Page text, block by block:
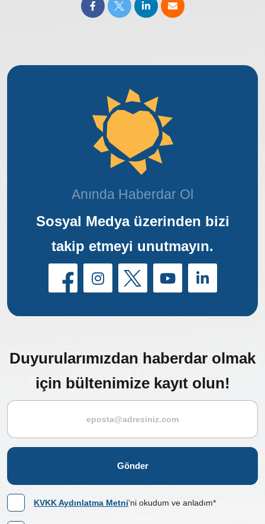
Anında Haberdar Ol
Sosyal Medya üzerinden bizi
takip etmeyi unutmayın.
Duyurularımızdan haberdar olmak
için bültenimize kayıt olun!
Gönder
KVKK Aydınlatma Metni'ni okudum ve anladım*